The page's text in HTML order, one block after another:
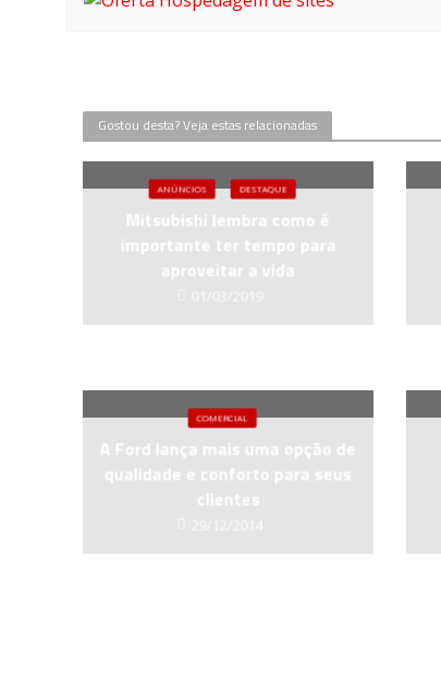
Gostou desta? Veja estas relacionadas
ANÚNCIOS DESTAQUE
Mitsubishi lembra como é
importante ter tempo para
aproveitar a vida
COMERCIAL
A Ford lança mais uma opção de
qualidade e conforto para seus
clientes